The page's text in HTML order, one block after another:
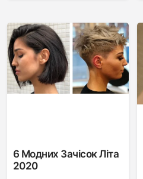
6 Модних Зачісок Літа
2020